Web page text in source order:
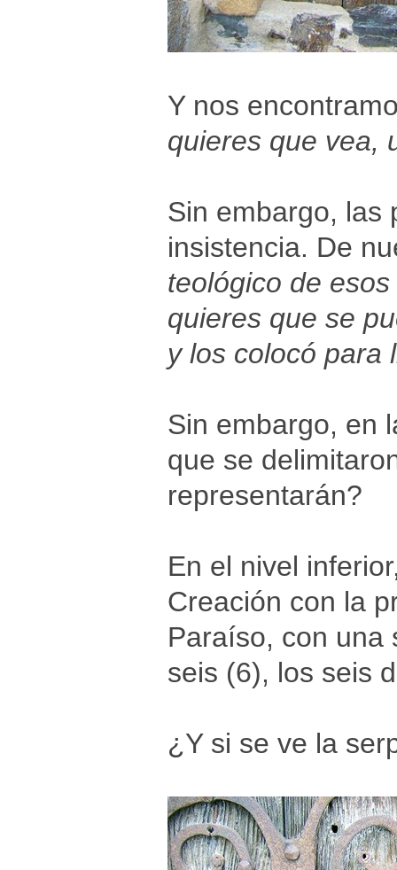
Y nos
quieres que vea,
Sin embargo, las
insistencia. De
teológico de
quieres que se
y los colocó para
Sin embargo, en
que se
representarán?
En el nivel
Creación con la
Paraíso, con una
seis (6), los seis
¿Y si se ve la